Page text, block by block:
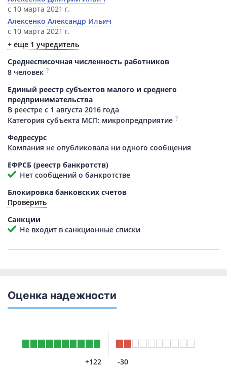
с 10 марта 2021 г.
Алексенко Александр Ильич
с 10 марта 2021 г.
+ еще 1 учредитель
Среднесписочная численность работников
8 человек ?
Единый реестр субъектов малого и среднего
предпринимательства
В реестре с 1 августа 2016 года
Категория субъекта МСП: микропредприятие ?
Федресурс
Компания не опубликовала ни одного сообщения
ЕФРСБ (реестр банкротств)
Нет сообщений о банкротстве
Блокировка банковских счетов
Проверить
Санкции
Не входит в санкционные списки
Оценка надежности
+122
-30